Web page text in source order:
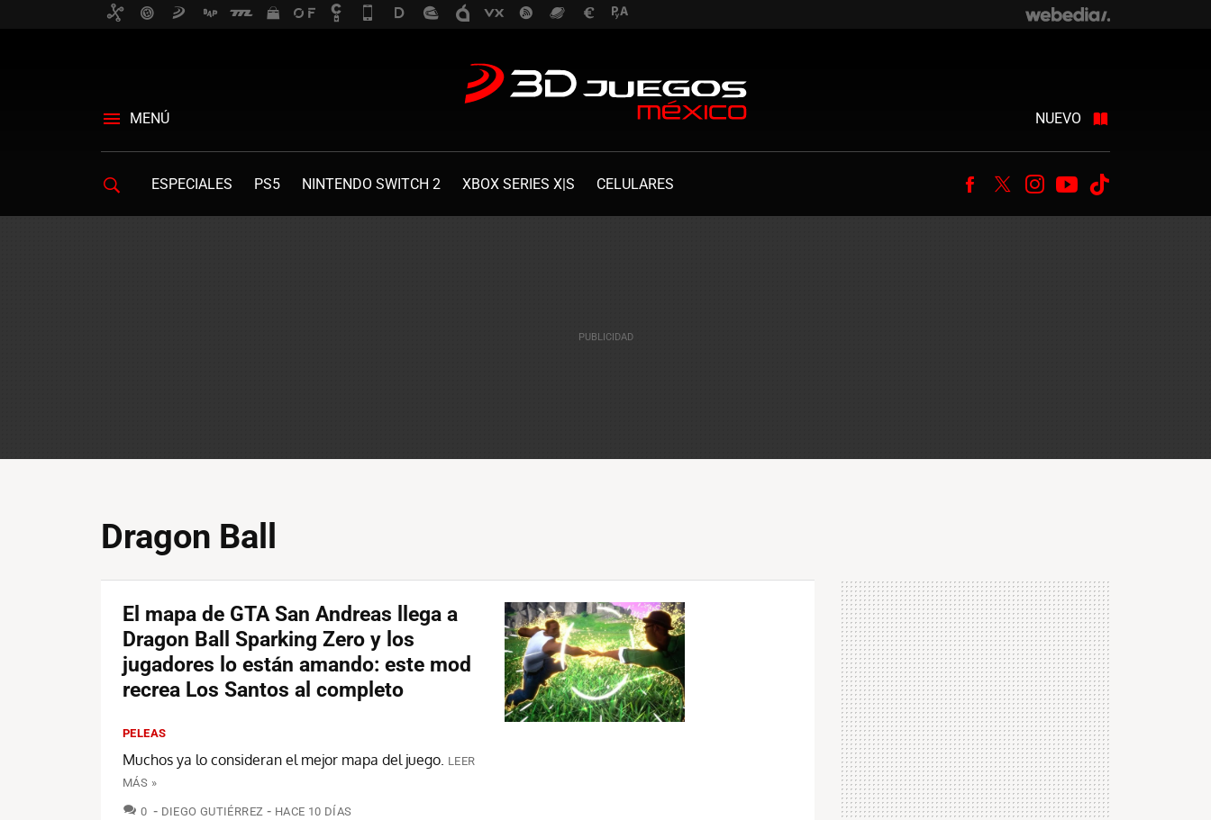
MENÚ NUEVO
ESPECIALES PS5 NINTENDO SWITCH 2 XBOX SERIES X|S CELULARES Facebook
TwitterInstagram
Youtube
Dragon Ball
El mapa de GTA San Andreas llega a
Dragon Ball Sparking Zero y los
jugadores lo están amando: este mod
recrea Los Santos al completo
PELEAS
Muchos ya lo consideran el mejor mapa del juego. LEER
MÁS »
0 COMENTARIOS
DIEGO GUTIÉRREZ HACE 10 DÍAS